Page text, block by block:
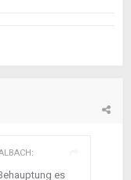
:
es